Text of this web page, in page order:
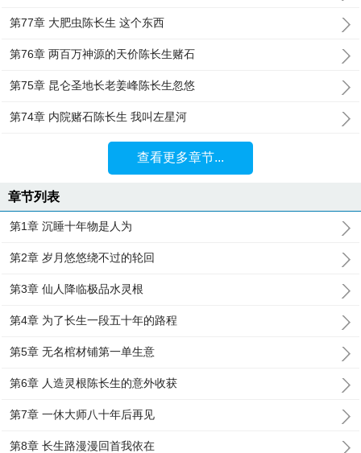
第77章 大肥虫陈长生 这个东西
第76章 两百万神源的天价陈长生赌石
第75章 昆仑圣地长老姜峰陈长生忽悠
第74章 内院赌石陈长生 我叫左星河
查看更多章节...
章节列表
第1章 沉睡十年物是人为
第2章 岁月悠悠绕不过的轮回
第3章 仙人降临极品水灵根
第4章 为了长生一段五十年的路程
第5章 无名棺材铺第一单生意
第6章 人造灵根陈长生的意外收获
第7章 一休大师八十年后再见
第8章 长生路漫漫回首我依在